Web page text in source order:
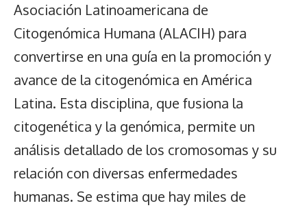
Asociación Latinoamericana de
Citogenómica Humana (ALACIH) para
convertirse en una guía en la promoción y
avance de la citogenómica en América
Latina. Esta disciplina, que fusiona la
citogenética y la genómica, permite un
análisis detallado de los cromosomas y su
relación con diversas enfermedades
humanas. Se estima que hay miles de